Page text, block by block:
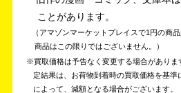
ことがあります。
アマゾンマーケットプレイスで1円の商
商品はこの限りではございません。
買取価格は予告なく変更する場合がありま
定結果は、お荷物到着時の買取価格を基準
によって、減額となる場合がございます。